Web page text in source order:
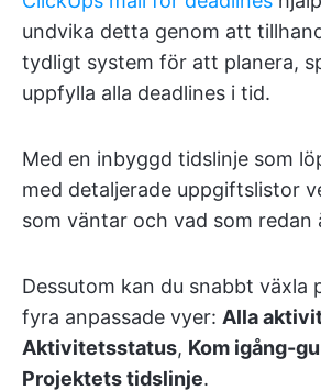
undvika detta genom att
tydligt system för att planera,
uppfylla alla deadlines i tid.
Med en inbyggd tidslinje som
med detaljerade uppgiftslistor
som väntar och vad som redan
Dessutom kan du snabbt växla
fyra anpassade vyer: Alla
Aktivitetsstatus, Kom igång-
Projektets tidslinje.